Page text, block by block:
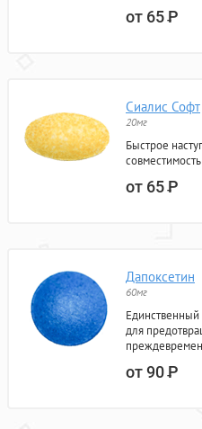
от 65Р
Сиалис Софт
20мг
Быстрое
от 65Р
Дапоксетин
60мг
для
от 90Р